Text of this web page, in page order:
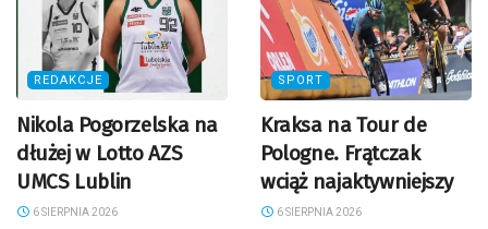
REDAKCJE
Nikola Pogorzelska na
dłużej w Lotto AZS
UMCS Lublin
6 SIERPNIA 2026
SPORT
Kraksa na Tour de
Pologne. Frątczak
wciąż najaktywniejszy
6 SIERPNIA 2026